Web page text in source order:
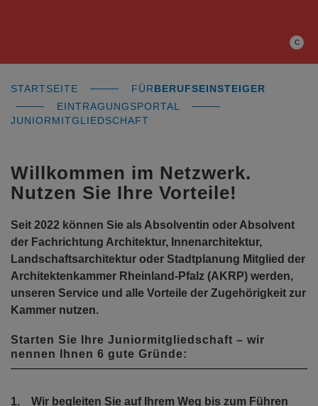
C
STARTSEITE FÜRBERUFSEINSTEIGER
EINTRAGUNGSPORTAL
JUNIORMITGLIEDSCHAFT
Willkommen im Netzwerk.
Nutzen Sie Ihre Vorteile!
Seit 2022 können Sie als Absolventin oder Absolvent
der Fachrichtung Architektur, Innenarchitektur,
Landschaftsarchitektur oder Stadtplanung Mitglied der
Architektenkammer Rheinland-Pfalz (AKRP) werden,
unseren Service und alle Vorteile der Zugehörigkeit zur
Kammer nutzen.
Starten Sie Ihre Juniormitgliedschaft – wir
nennen Ihnen 6 gute Gründe:
1. Wir begleiten Sie auf Ihrem Weg bis zum Führen